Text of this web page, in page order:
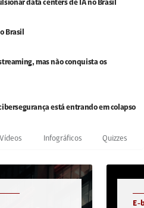
data centers de IA no Brasil
Brasil
mas não conquista os
está entrando em colapso
Vídeos Infográficos Quizzes
E-